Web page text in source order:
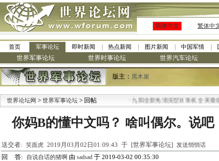
简体中文 繁体中
首页 军事论坛 即时新闻 热点新闻 图片新闻 中国军情
世界军事论坛 世界时事论坛 世界汽车论坛
版主： 黑木崖
世界论坛网 > 世界军事论坛 > 回帖 九阳全新免清洗型豆浆机 全美最低
你妈B的懂中文吗？ 啥叫偶尔。说
送交者: 笑面虎 2019月03月02日01:09:43 于 [世界军事论坛] 发送悄悄话
回 答: 自说自话的猪啊 由 sadsad 于 2019-03-02 00:35:30